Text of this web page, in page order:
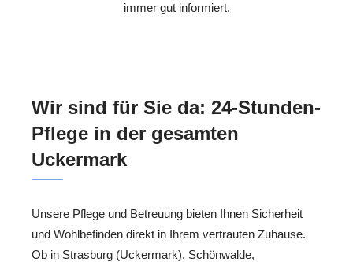
immer gut informiert.
Wir sind für Sie da: 24-Stunden-
Pflege in der gesamten
Uckermark
Unsere Pflege und Betreuung bieten Ihnen Sicherheit
und Wohlbefinden direkt in Ihrem vertrauten Zuhause.
Ob in Strasburg (Uckermark), Schönwalde,